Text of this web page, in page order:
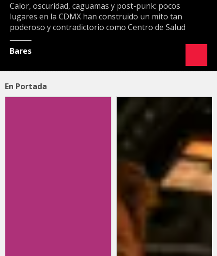
Calor, oscuridad, caguamas y post-punk: pocos
lugares en la CDMX han construido un mito tan
poderoso y contradictorio como Centro de Salud
Bares
En Portada